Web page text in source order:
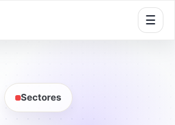
☰
Sectores